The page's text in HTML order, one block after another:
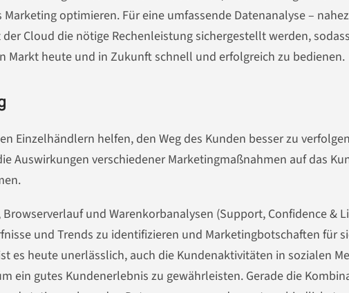
optimieren. Für eine umfassende Datenanalyse –
Cloud die nötige Rechenleistung sichergestellt werden,
Markt heute und in Zukunft schnell und erfolgreich zu bedienen.
Einzelhändlern helfen, den Weg des Kunden besser zu
Auswirkungen verschiedener Marketingmaßnahmen auf das
und Warenkorbanalysen (Support, Confidence &
und Trends zu identifizieren und Marketingbotschaften für
es heute unerlässlich, auch die Kundenaktivitäten in sozialen
ein gutes Kundenerlebnis zu gewährleisten. Gerade die